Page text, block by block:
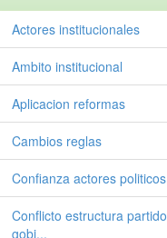
Actores institucionales
Ambito institucional
Aplicacion reformas
Cambios reglas
Confianza actores politicos
Conflicto estructura partido
gobi...